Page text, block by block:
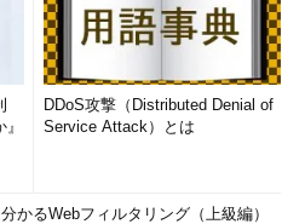
DDoS攻撃（Distributed Denial of
Service Attack）とは
かるWebフィルタリング（上級編）